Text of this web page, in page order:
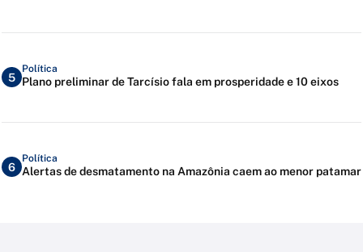
5
Política
Plano preliminar de Tarcísio fala em prosperidade e 10 eixos
6
Política
Alertas de desmatamento na Amazônia caem ao menor patamar